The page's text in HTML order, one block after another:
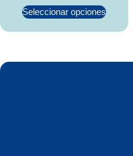
Seleccionar opciones